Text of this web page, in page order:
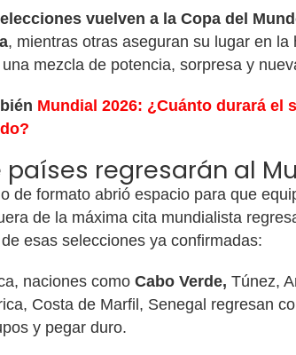
vuelven a la Copa del
, mientras otras aseguran su lugar en la
mezcla de potencia, sorpresa y
Mundial 2026: ¿Cuánto durará el
países regresarán al
de formato abrió espacio para que
de la máxima cita mundialista
esas selecciones ya confirmadas:
naciones como Cabo Verde, Túnez,
Costa de Marfil, Senegal regresan
y pegar duro.